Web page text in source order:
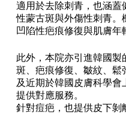
適用於去除刺青，也涵蓋
性蒙古斑與外傷性刺青。
凹陷性疤痕修復與肌膚年
此外，本院亦引進韓國
斑、疤痕修復、皺紋、鬆
及近期於韓國皮膚科學
提供對應服務。
針對痘疤，也提供皮下剝